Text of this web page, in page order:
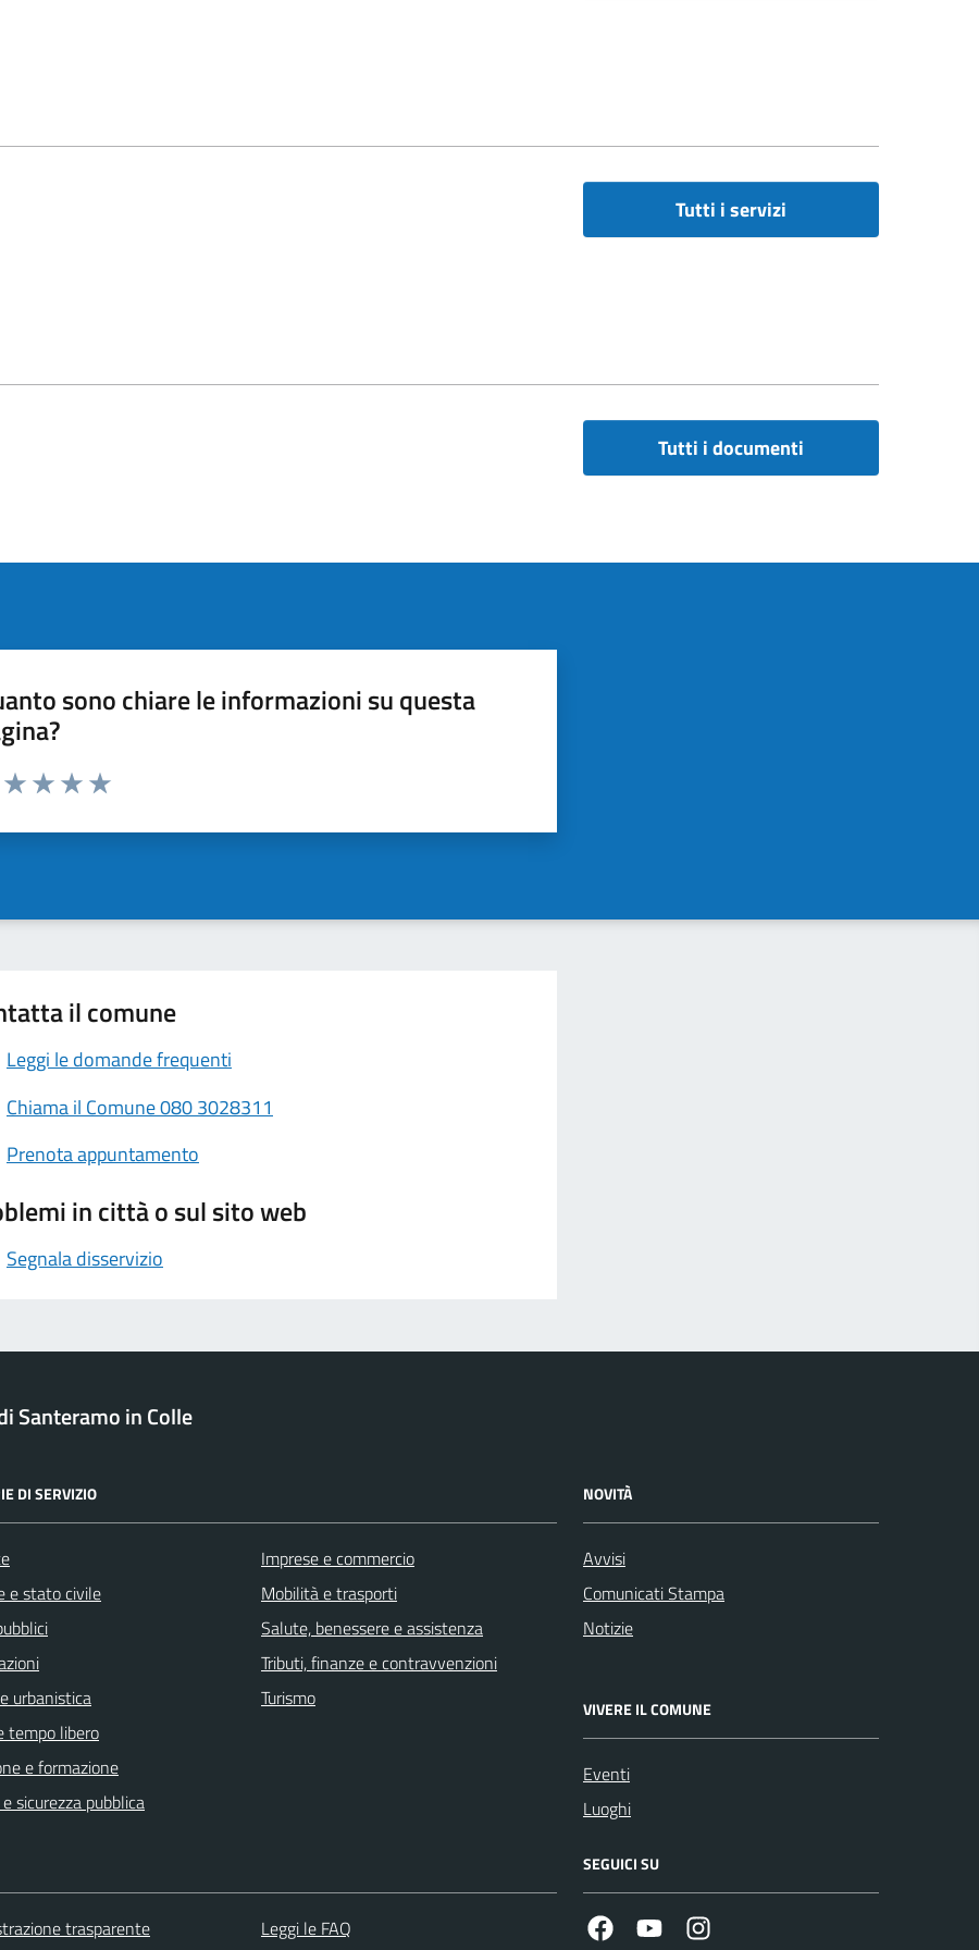
Tutti i servizi
Tutti i documenti
sono chiare le informazioni su questa
da 1 a 5 stelle la pagina
il comune
Leggi le domande frequenti
Chiama il Comune 080 3028311
Prenota appuntamento
in città o sul sito web
Segnala disservizio
Santeramo in Colle
DI SERVIZIO
e stato civile
urbanistica
tempo libero
e formazione
sicurezza pubblica
Imprese e commercio
Mobilità e trasporti
Salute, benessere e assistenza
Tributi, finanze e contravvenzioni
Turismo
NOVITÀ
Avvisi
Comunicati Stampa
Notizie
VIVERE IL COMUNE
Eventi
Luoghi
trasparente Leggi le FAQ
SEGUICI SU
FacebookYoutube